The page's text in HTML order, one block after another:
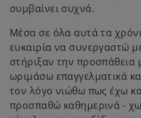
συμβαίνει συχνά.
Μέσα σε όλα αυτά τα
ευκαιρία να συνεργαστώ
στήριξαν την
ωριμάσω επαγγελματικά
τον λόγο νιώθω πως έχω
προσπαθώ καθημερινά -